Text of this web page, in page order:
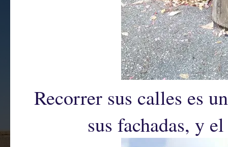
Recorrer sus calles es
sus fachadas, y